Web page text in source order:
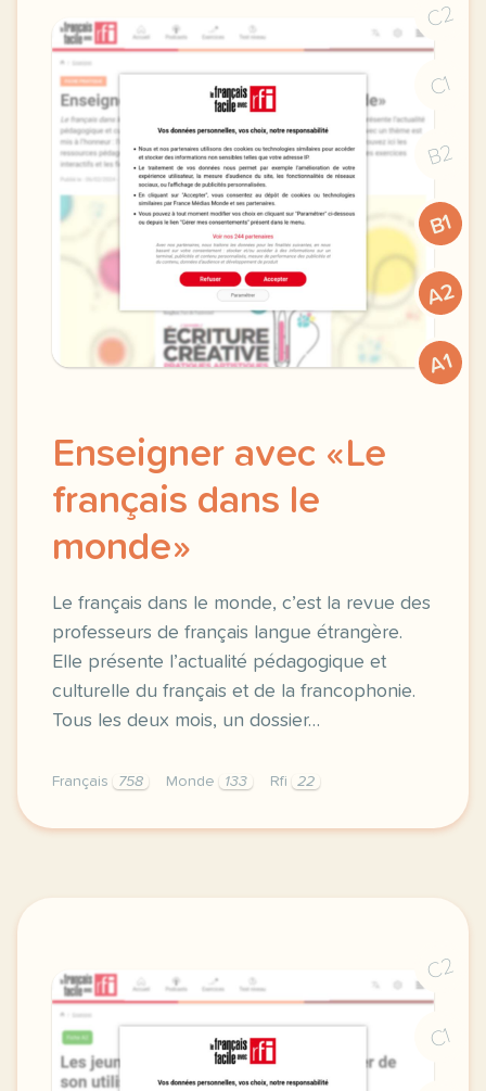
C2
C1
B2
B1
A2
A1
Enseigner avec «Le
français dans le
monde»
Le français dans le monde, c’est la revue des
professeurs de français langue étrangère.
Elle présente l’actualité pédagogique et
culturelle du français et de la francophonie.
Tous les deux mois, un dossier…
Français 758 Monde 133 Rfi 22
fiche pratique enseigner avec le francais dans le
C2
C1